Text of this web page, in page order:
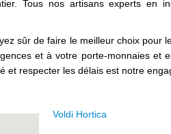
Tous nos artisans experts en
sûr de faire le meilleur choix pour
et à votre porte-monnaies et
et respecter les délais est notre
Voldi Hortica